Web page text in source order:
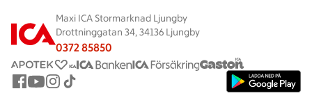
Maxi ICA Stormarknad Ljungby
Drottninggatan 34, 34136 Ljungby
0372 85850